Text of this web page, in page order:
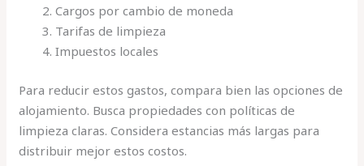
Cargos por cambio de moneda
Tarifas de limpieza
Impuestos locales
Para reducir estos gastos, compara bien las opciones de
alojamiento. Busca propiedades con políticas de
limpieza claras. Considera estancias más largas para
distribuir mejor estos costos.